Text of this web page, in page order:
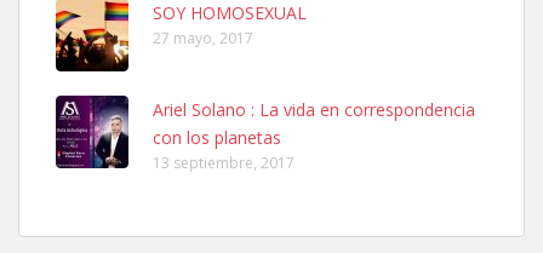
Ninfa perdida
Leales.org » Gran Canaria | 6.7.2025
SOY HOMOSEXUAL
27 mayo, 2017
Ariel Solano : La vida en correspondencia
con los planetas
13 septiembre, 2017